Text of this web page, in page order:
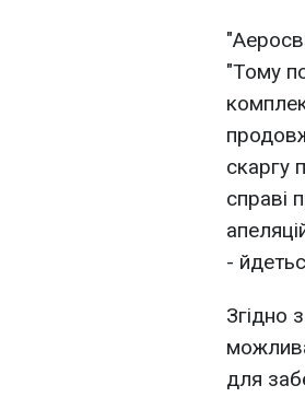
"Тому
скаргу
справі
-
Згідно
для